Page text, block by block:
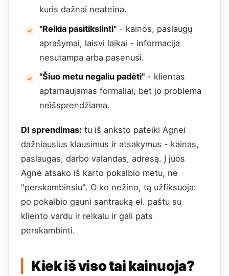
kuris dažnai neateina.
"Reikia pasitikslinti" - kainos, paslaugų
aprašymai, laisvi laikai - informacija
nesutampa arba pasenusi.
"Šiuo metu negaliu padėti" - klientas
aptarnaujamas formaliai, bet jo problema
neišsprendžiama.
DI sprendimas: tu iš anksto pateiki Agnei
dažniausius klausimus ir atsakymus - kainas,
paslaugas, darbo valandas, adresą. Į juos
Agnė atsako iš karto pokalbio metu, ne
"perskambinsiu". O ko nežino, tą užfiksuoja:
po pokalbio gauni santrauką el. paštu su
kliento vardu ir reikalu ir gali pats
perskambinti.
Kiek iš viso tai kainuoja?